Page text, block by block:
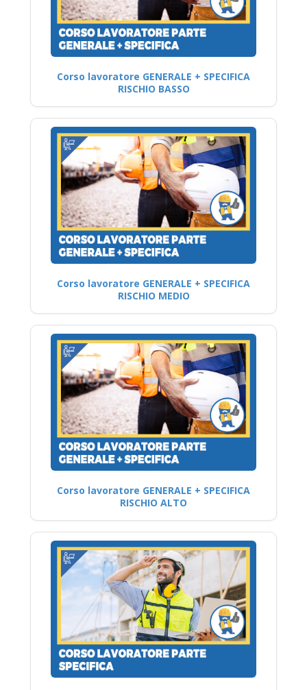
Corso lavoratore GENERALE + SPECIFICA
RISCHIO BASSO
Corso lavoratore GENERALE + SPECIFICA
RISCHIO MEDIO
Corso lavoratore GENERALE + SPECIFICA
RISCHIO ALTO